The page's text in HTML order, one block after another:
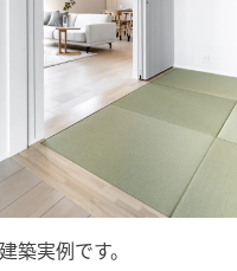
実例です。